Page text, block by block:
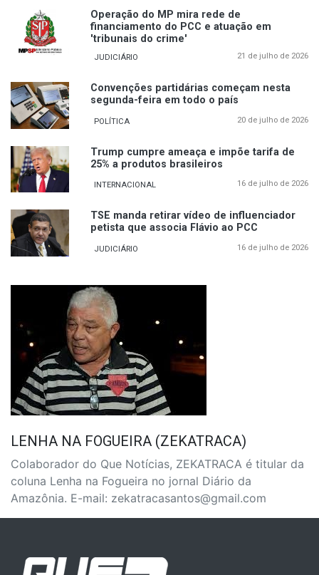
Operação do MP mira rede de
financiamento do PCC e atuação em
'tribunais do crime'
JUDICIÁRIO 21 de julho de 2026
Convenções partidárias começam nesta
segunda-feira em todo o país
POLÍTICA 20 de julho de 2026
Trump cumpre ameaça e impõe tarifa de
25% a produtos brasileiros
INTERNACIONAL 16 de julho de 2026
TSE manda retirar vídeo de influenciador
petista que associa Flávio ao PCC
JUDICIÁRIO 16 de julho de 2026
LENHA NA FOGUEIRA (ZEKATRACA)
Colaborador do Que Notícias, ZEKATRACA é titular da
coluna Lenha na Fogueira no jornal Diário da
Amazônia. E-mail: zekatracasantos@gmail.com